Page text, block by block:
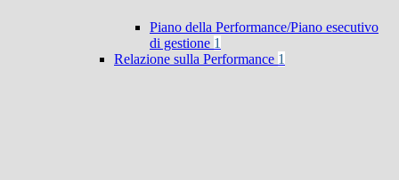
Piano della Performance/Piano esecutivo
di gestione 1
Relazione sulla Performance 1